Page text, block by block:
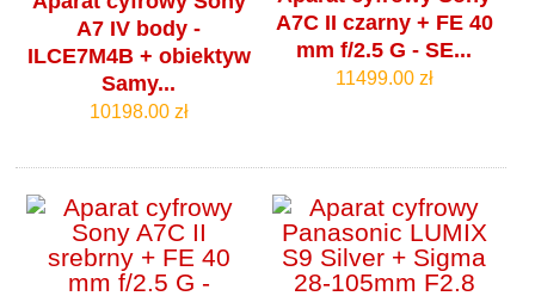
A7 IV body -
ILCE7M4B + obiektyw
Samy...
10198.00 zł
A7C II czarny + FE 40
mm f/2.5 G - SE...
11499.00 zł